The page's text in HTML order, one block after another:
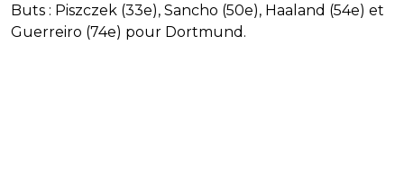
Buts : Piszczek (33e), Sancho (50e), Haaland (54e) et
Guerreiro (74e) pour Dortmund.